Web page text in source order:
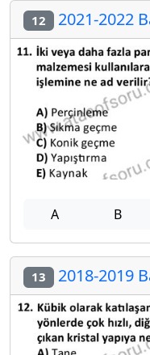
12 2021-2022
A B
13 2018-2019